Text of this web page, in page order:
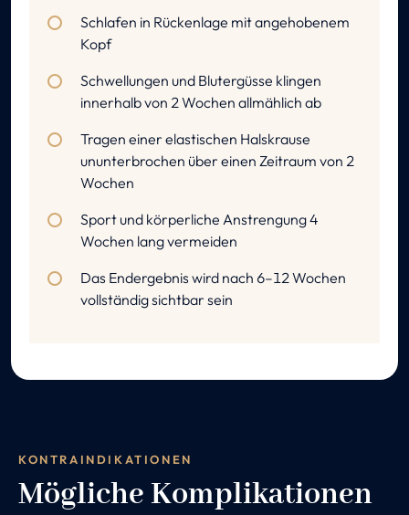
Schlafen in Rückenlage mit angehobenem
Kopf
Schwellungen und Blutergüsse klingen
innerhalb von 2 Wochen allmählich ab
Tragen einer elastischen Halskrause
ununterbrochen über einen Zeitraum von 2
Wochen
Sport und körperliche Anstrengung 4
Wochen lang vermeiden
Das Endergebnis wird nach 6–12 Wochen
vollständig sichtbar sein
KONTRAINDIKATIONEN
Mögliche Komplikationen